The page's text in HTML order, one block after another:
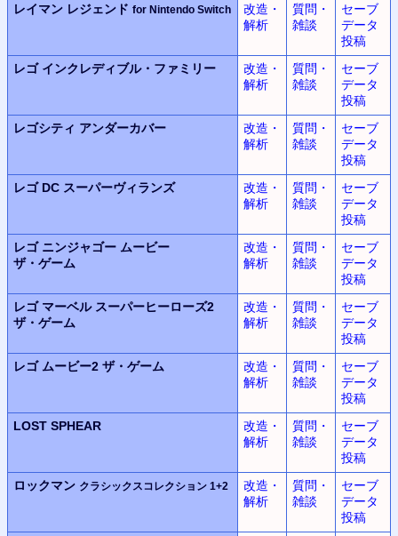
レイマン レジェンド for Nintendo Switch
改造・
解析
質問・
雑談
セーブ
データ
投稿
レゴ インクレディブル・ファミリー
改造・
解析
質問・
雑談
セーブ
データ
投稿
レゴシティ アンダーカバー
改造・
解析
質問・
雑談
セーブ
データ
投稿
レゴ DC スーパーヴィランズ
改造・
解析
質問・
雑談
セーブ
データ
投稿
レゴ ニンジャゴー ムービー
ザ・ゲーム
改造・
解析
質問・
雑談
セーブ
データ
投稿
レゴ マーベル スーパーヒーローズ2
ザ・ゲーム
改造・
解析
質問・
雑談
セーブ
データ
投稿
レゴ ムービー2 ザ・ゲーム
改造・
解析
質問・
雑談
セーブ
データ
投稿
LOST SPHEAR
改造・
解析
質問・
雑談
セーブ
データ
投稿
ロックマン クラシックスコレクション 1+2
改造・
解析
質問・
雑談
セーブ
データ
投稿